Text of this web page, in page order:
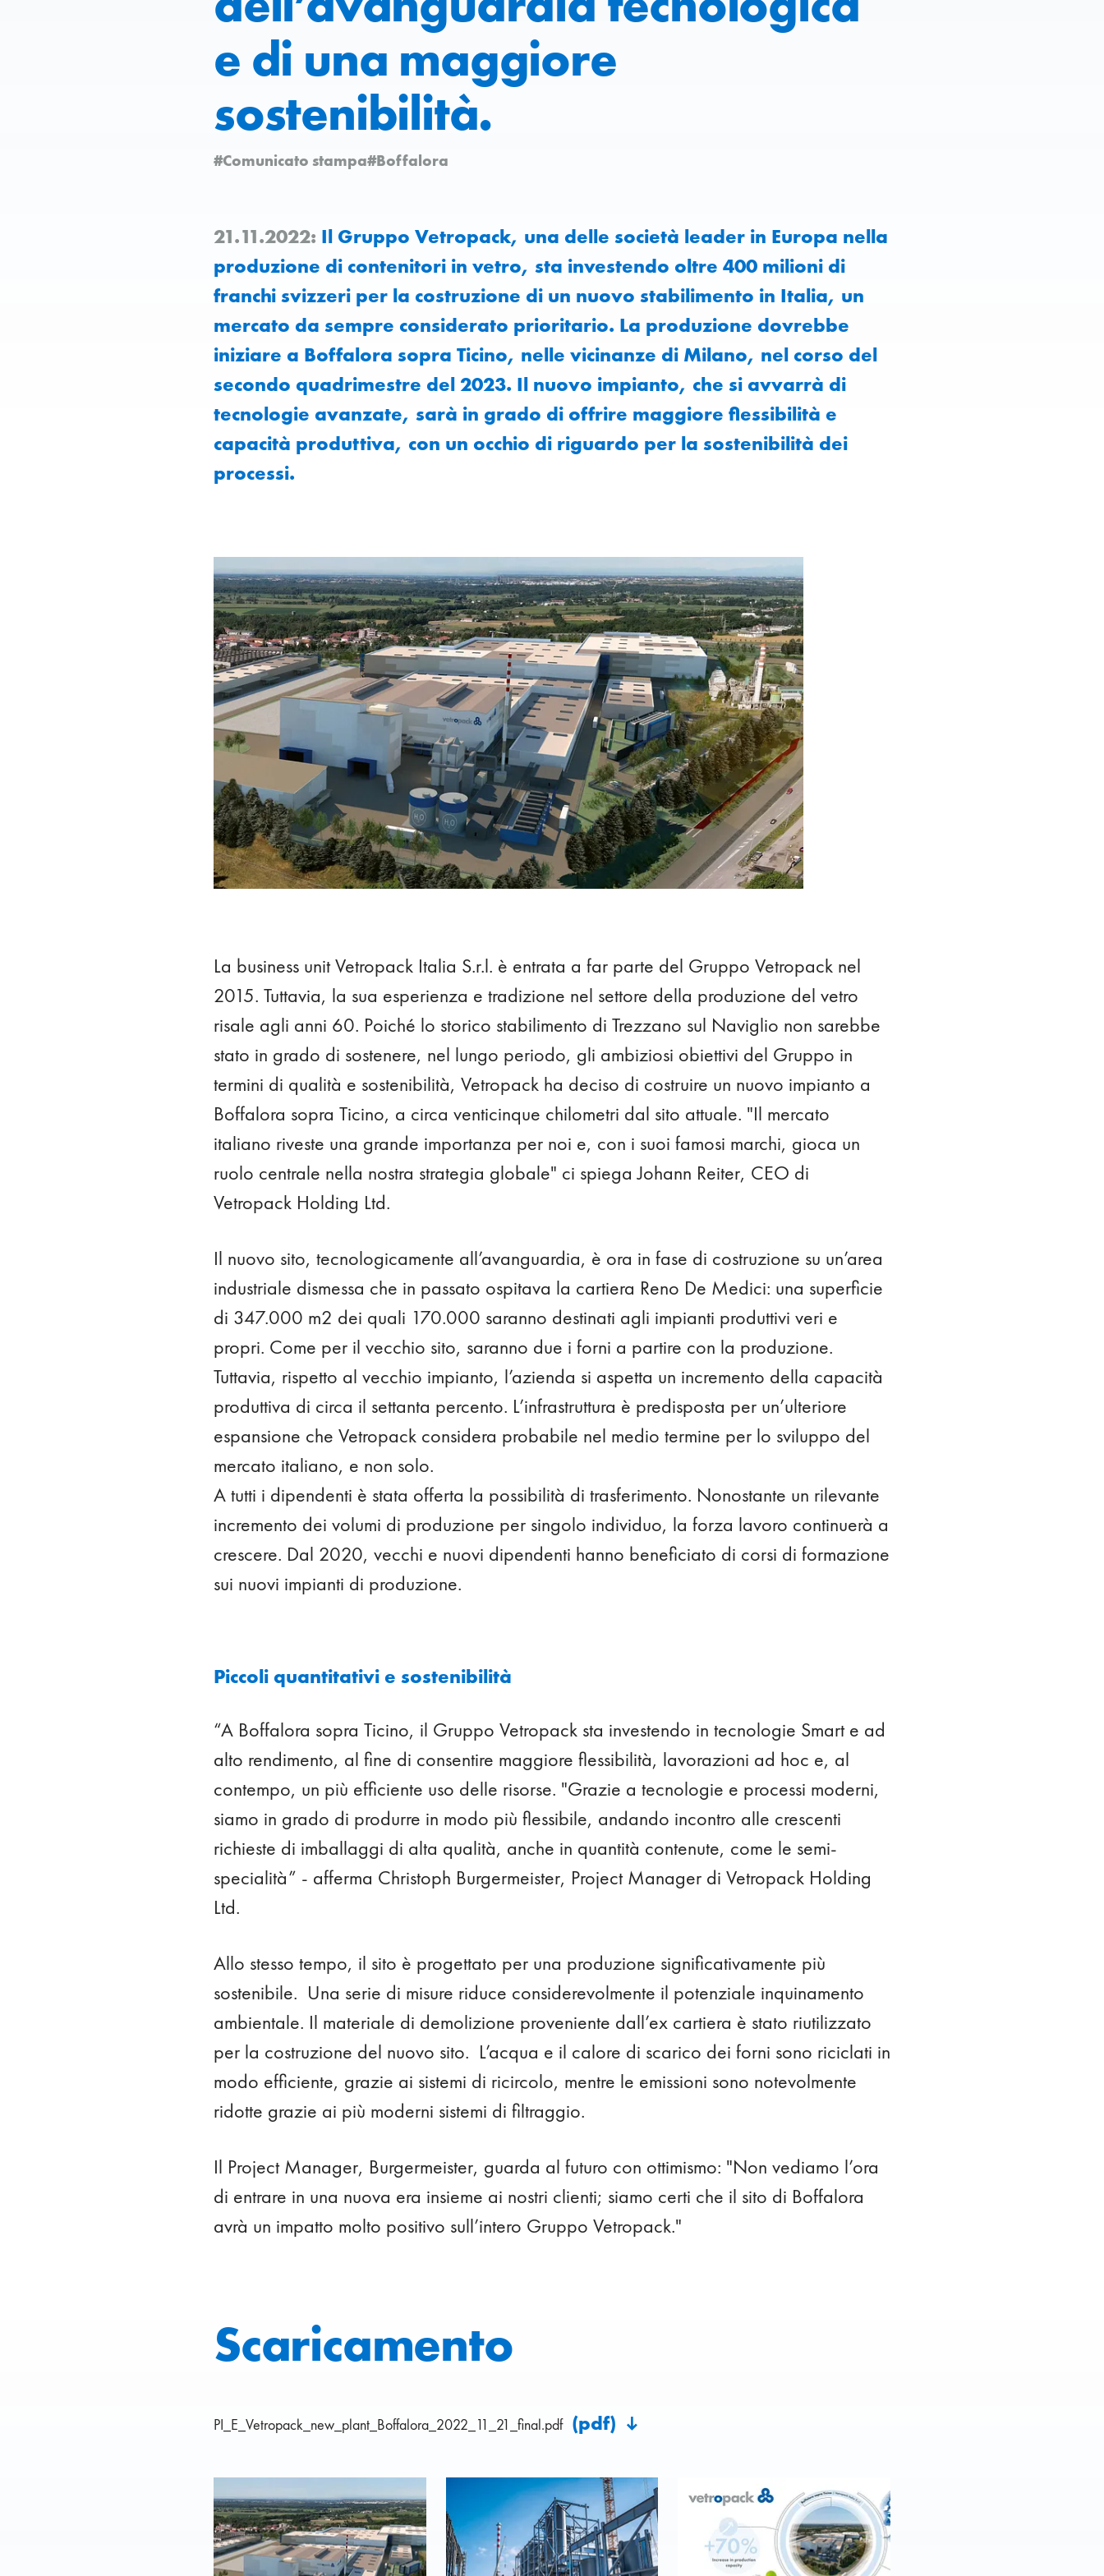
e di una maggiore
sostenibilità.
#Comunicato stampa#Boffalora
21.11.2022: Il Gruppo Vetropack, una delle società leader in Europa nella
produzione di contenitori in vetro, sta investendo oltre 400 milioni di
franchi svizzeri per la costruzione di un nuovo stabilimento in Italia, un
mercato da sempre considerato prioritario. La produzione dovrebbe
iniziare a Boffalora sopra Ticino, nelle vicinanze di Milano, nel corso del
secondo quadrimestre del 2023. Il nuovo impianto, che si avvarrà di
tecnologie avanzate, sarà in grado di offrire maggiore flessibilità e
capacità produttiva, con un occhio di riguardo per la sostenibilità dei
processi.
La business unit Vetropack Italia S.r.l. è entrata a far parte del Gruppo Vetropack nel
2015. Tuttavia, la sua esperienza e tradizione nel settore della produzione del vetro
risale agli anni 60. Poiché lo storico stabilimento di Trezzano sul Naviglio non sarebbe
stato in grado di sostenere, nel lungo periodo, gli ambiziosi obiettivi del Gruppo in
termini di qualità e sostenibilità, Vetropack ha deciso di costruire un nuovo impianto a
Boffalora sopra Ticino, a circa venticinque chilometri dal sito attuale. "Il mercato
italiano riveste una grande importanza per noi e, con i suoi famosi marchi, gioca un
ruolo centrale nella nostra strategia globale" ci spiega Johann Reiter, CEO di
Vetropack Holding Ltd.
Il nuovo sito, tecnologicamente all’avanguardia, è ora in fase di costruzione su un’area
industriale dismessa che in passato ospitava la cartiera Reno De Medici: una superficie
di 347.000 m2 dei quali 170.000 saranno destinati agli impianti produttivi veri e
propri. Come per il vecchio sito, saranno due i forni a partire con la produzione.
Tuttavia, rispetto al vecchio impianto, l’azienda si aspetta un incremento della capacità
produttiva di circa il settanta percento. L’infrastruttura è predisposta per un’ulteriore
espansione che Vetropack considera probabile nel medio termine per lo sviluppo del
mercato italiano, e non solo.
A tutti i dipendenti è stata offerta la possibilità di trasferimento. Nonostante un rilevante
incremento dei volumi di produzione per singolo individuo, la forza lavoro continuerà a
crescere. Dal 2020, vecchi e nuovi dipendenti hanno beneficiato di corsi di formazione
sui nuovi impianti di produzione.
Piccoli quantitativi e sostenibilità
“A Boffalora sopra Ticino, il Gruppo Vetropack sta investendo in tecnologie Smart e ad
alto rendimento, al fine di consentire maggiore flessibilità, lavorazioni ad hoc e, al
contempo, un più efficiente uso delle risorse. "Grazie a tecnologie e processi moderni,
siamo in grado di produrre in modo più flessibile, andando incontro alle crescenti
richieste di imballaggi di alta qualità, anche in quantità contenute, come le semi-
specialità” - afferma Christoph Burgermeister, Project Manager di Vetropack Holding
Ltd.
Allo stesso tempo, il sito è progettato per una produzione significativamente più
sostenibile. Una serie di misure riduce considerevolmente il potenziale inquinamento
ambientale. Il materiale di demolizione proveniente dall’ex cartiera è stato riutilizzato
per la costruzione del nuovo sito. L’acqua e il calore di scarico dei forni sono riciclati in
modo efficiente, grazie ai sistemi di ricircolo, mentre le emissioni sono notevolmente
ridotte grazie ai più moderni sistemi di filtraggio.
Il Project Manager, Burgermeister, guarda al futuro con ottimismo: "Non vediamo l’ora
di entrare in una nuova era insieme ai nostri clienti; siamo certi che il sito di Boffalora
avrà un impatto molto positivo sull’intero Gruppo Vetropack."
Scaricamento
PI_E_Vetropack_new_plant_Boffalora_2022_11_21_final.pdf (pdf)